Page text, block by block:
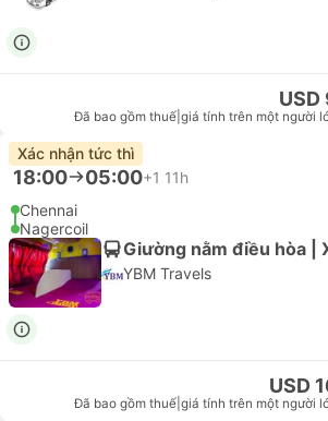
USD
Đã bao gồm thuế giá tính trên một người
Xác nhận tức thì
18:00 05:00+1 11h
Chennai
Nagercoil
Giường nằm điều hòa |
YBM Travels
USD
Đã bao gồm thuế giá tính trên một người